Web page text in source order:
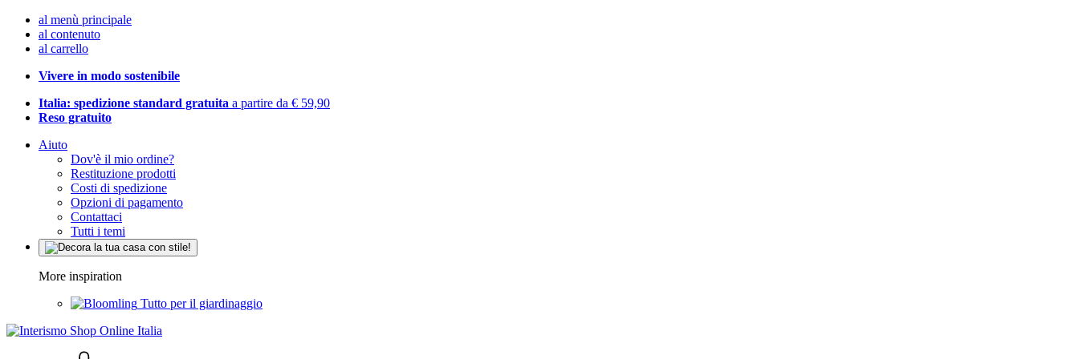
al menù principale
al contenuto
al carrello
Vivere in modo sostenibile
Italia: spedizione standard gratuita a partire da € 59,90
Reso gratuito
Aiuto
Dov'è il mio ordine?
Restituzione prodotti
Costi di spedizione
Opzioni di pagamento
Contattaci
Tutti i temi
More inspiration
Tutto per il giardinaggio